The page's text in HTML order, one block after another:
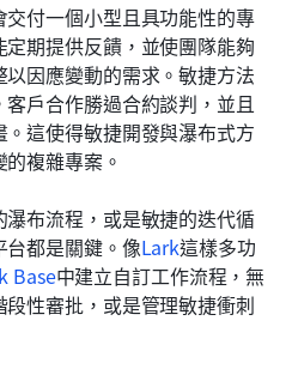
付一個小型且具功能性的專
期提供反饋，並使團隊能夠
因應變動的需求。敏捷方法
戶合作勝過合約談判，並且
這使得敏捷開發與瀑布式方
複雜專案。
布流程，或是敏捷的迭代循
都是關鍵。像Lark這樣多功
Base中建立自訂工作流程，無
性審批，或是管理敏捷衝刺